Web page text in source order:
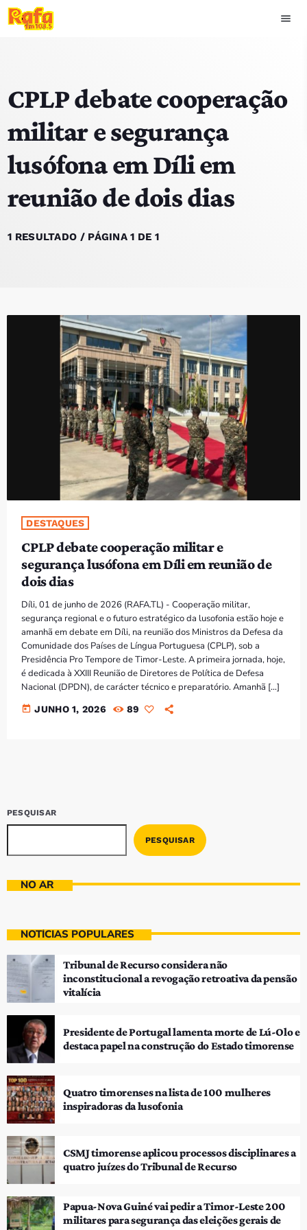
menu
play_arrow OUVIR RAFA
HOME
NOTÍCIAS
EQUIPA
PROGRAMAS
EVENTOS
CONTACTOS
PORTUGUÊS
TÉTUM
PORTUGUÊS
PRÓXIMOS PROGRAMAS
CPLP debate cooperação
militar e segurança
lusófona em Díli em
reunião de dois dias
1 RESULTADO / PÁGINA 1 DE 1
DESTAQUES
CPLP debate cooperação militar e
segurança lusófona em Díli em reunião de
dois dias
Díli, 01 de junho de 2026 (RAFA.TL) - Cooperação militar,
segurança regional e o futuro estratégico da lusofonia estão hoje e
amanhã em debate em Díli, na reunião dos Ministros da Defesa da
Comunidade dos Países de Língua Portuguesa (CPLP), sob a
Presidência Pro Tempore de Timor-Leste. A primeira jornada, hoje,
é dedicada à XXIII Reunião de Diretores de Política de Defesa
Nacional (DPDN), de carácter técnico e preparatório. Amanhã […]
today JUNHO 1, 2026 89
PESQUISAR
PESQUISAR
NO AR
NOTÍCIAS POPULARES
Tribunal de Recurso considera não
inconstitucional a revogação retroativa da pensão
vitalícia
Presidente de Portugal lamenta morte de Lú-Olo e
destaca papel na construção do Estado timorense
Quatro timorenses na lista de 100 mulheres
inspiradoras da lusofonia
CSMJ timorense aplicou processos disciplinares a
quatro juízes do Tribunal de Recurso
Papua-Nova Guiné vai pedir a Timor-Leste 200
militares para segurança das eleições gerais de